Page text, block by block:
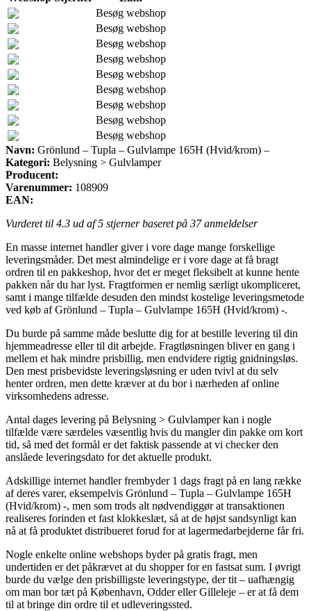
Besøg webshop
Besøg webshop
Besøg webshop
Besøg webshop
Besøg webshop
Besøg webshop
Besøg webshop
Besøg webshop
Besøg webshop
Navn: Grönlund – Tupla – Gulvlampe 165H (Hvid/krom) –
Kategori: Belysning > Gulvlamper
Producent:
Varenummer: 108909
EAN:
Vurderet til 4.3 ud af 5 stjerner baseret på 37anmeldelser
En masse internet handler giver i vore dage mange forskellige
leveringsmåder. Det mest almindelige er i vore dage at få bragt
ordren til en pakkeshop, hvor det er meget fleksibelt at kunne hente
pakken når du har lyst. Fragtformen er nemlig særligt ukompliceret,
samt i mange tilfælde desuden den mindst kostelige leveringsmetode
ved køb af Grönlund – Tupla – Gulvlampe 165H (Hvid/krom) -.
Du burde på samme måde beslutte dig for at bestille levering til din
hjemmeadresse eller til dit arbejde. Fragtløsningen bliver en gang i
mellem et hak mindre prisbillig, men endvidere rigtig gnidningsløs.
Den mest prisbevidste leveringsløsning er uden tvivl at du selv
henter ordren, men dette kræver at du bor i nærheden af online
virksomhedens adresse.
Antal dages levering på Belysning > Gulvlamper kan i nogle
tilfælde være særdeles væsentlig hvis du mangler din pakke om kort
tid, så med det formål er det faktisk passende at vi checker den
anslåede leveringsdato for det aktuelle produkt.
Adskillige internet handler frembyder 1 dags fragt på en lang række
af deres varer, eksempelvis Grönlund – Tupla – Gulvlampe 165H
(Hvid/krom) -, men som trods alt nødvendiggør at transaktionen
realiseres forinden et fast klokkeslæt, så at de højst sandsynligt kan
nå at få produktet distribueret forud for at lagermedarbejderne får fri.
Nogle enkelte online webshops byder på gratis fragt, men
undertiden er det påkrævet at du shopper for en fastsat sum. I øvrigt
burde du vælge den prisbilligste leveringstype, der tit – uafhængig
om man bor tæt på København, Odder eller Gilleleje – er at få dem
til at bringe din ordre til et udleveringssted.